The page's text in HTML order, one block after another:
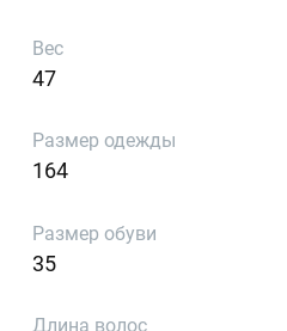
Вес
47
Размер одежды
164
Размер обуви
35
Длина волос